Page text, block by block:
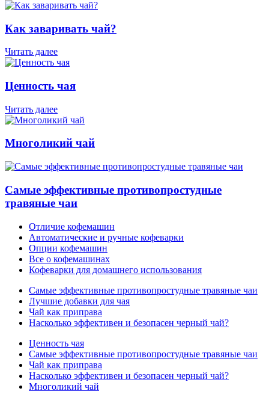
Как заваривать чай?
Читать далее
Ценность чая
Читать далее
Многоликий чай
Самые эффективные противопростудные
травяные чаи
Отличие кофемашин
Автоматические и ручные кофеварки
Опции кофемашин
Все о кофемашинах
Кофеварки для домашнего использования
Самые эффективные противопростудные травяные чаи
Лучшие добавки для чая
Чай как приправа
Насколько эффективен и безопасен черный чай?
Ценность чая
Самые эффективные противопростудные травяные чаи
Чай как приправа
Насколько эффективен и безопасен черный чай?
Многоликий чай